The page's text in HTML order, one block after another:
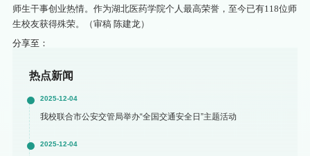
师生干事创业热情。作为湖北医药学院个人最高荣誉，至今已有118位师
生校友获得殊荣。（审稿 陈建龙）
分享至：
热点新闻
2025-12-04
我校联合市公安交管局举办“全国交通安全日”主题活动
2025-12-04